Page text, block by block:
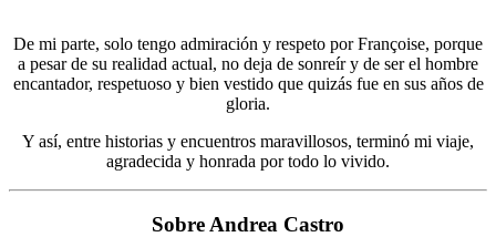
De mi parte, solo tengo admiración y respeto por Françoise, porque
a pesar de su realidad actual, no deja de sonreír y de ser el hombre
encantador, respetuoso y bien vestido que quizás fue en sus años de
gloria.
Y así, entre historias y encuentros maravillosos, terminó mi viaje,
agradecida y honrada por todo lo vivido.
Sobre Andrea Castro